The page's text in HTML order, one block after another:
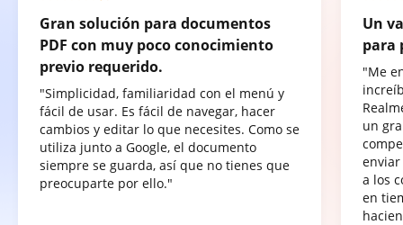
Gran solución para documentos
PDF con muy poco conocimiento
previo requerido.
"Simplicidad, familiaridad con el menú y
fácil de usar. Es fácil de navegar, hacer
cambios y editar lo que necesites. Como se
utiliza junto a Google, el documento
siempre se guarda, así que no tienes que
preocuparte por ello."
Un
para
"Me
un
a los
en